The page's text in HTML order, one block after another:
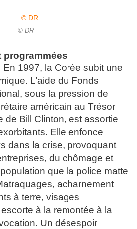
© DR
programmées
1997, la Corée subit une
L’aide du Fonds
sous la pression de
américain au Trésor
de Bill Clinton, est assortie
Elle enfonce
dans la crise, provoquant
du chômage et
que la police matte
acharnement
à terre, visages
à la remontée à la
Un désespoir